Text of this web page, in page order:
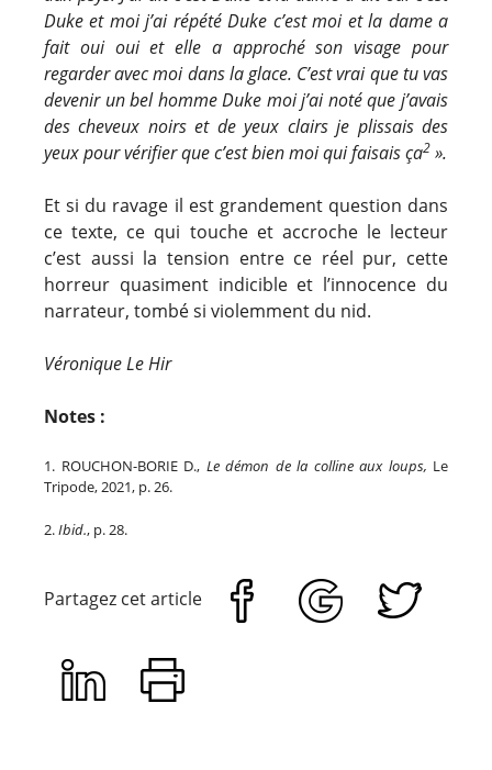
Duke et moi j’ai répété Duke c’est moi et la dame a
fait oui oui et elle a approché son visage pour
regarder avec moi dans la glace. C’est vrai que tu vas
devenir un bel homme Duke moi j’ai noté que j’avais
des cheveux noirs et de yeux clairs je plissais des
yeux pour vérifier que c’est bien moi qui faisais ça2 ».
Et si du ravage il est grandement question dans
ce texte, ce qui touche et accroche le lecteur
c’est aussi la tension entre ce réel pur, cette
horreur quasiment indicible et l’innocence du
narrateur, tombé si violemment du nid.
Véronique Le Hir
Notes :
1. ROUCHON-BORIE D., Le démon de la colline aux loups, Le
Tripode, 2021, p. 26.
2.Ibid., p. 28.
Partagez cet article